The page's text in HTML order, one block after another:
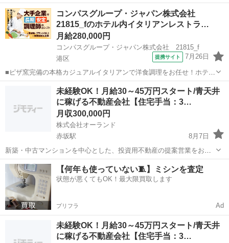
るコーポレート機能を創り、経営陣と共にリーディングマークを次の
ステージへ導いていただきます。 職種カテゴリー 企画・マーケティン
グ・経営・管理職/経営企...
東京 港区 霞ケ関駅 経営企画
コンパスグループ・ジャパン株式会社
21815_fのホテル内イタリアンレストラ…
月給280,000円
コンパスグループ・ジャパン株式会社 21815_f
港区
提携サイト 7月26日
■ピザ窯完備の本格カジュアルイタリアンで洋食調理をお任せ！ホテル
品質のスキルが磨けます。 20代～30代の若手もメニュー開発に挑戦で
きる風通しの良い環境！ 自分のアイデアを形にしながら、料理人とし
てステップアップ可能♪ ■月...
調理師
未経験OK！月給30～45万円スタート/青天井
に稼げる不動産会社【住宅手当：3…
月収300,000円
株式会社オーランド
赤坂駅
8月7日
新築・中古マンションを中心とした、投資用不動産の提案営業をお任
せします。 ご案内するのは、近年注目度が高まっている「1部屋から
始めるマンション投資」。 資産形成や将来への備えに関心を持つお客
様へ、最適な物件や運用プランを...
東京 港区 赤坂駅
【何年も使っていない🧵】ミシンを査定
状態が悪くてもOK！最大限買取します
プリフラ Ad
未経験OK！月給30～45万円スタート/青天井
に稼げる不動産会社【住宅手当：3…